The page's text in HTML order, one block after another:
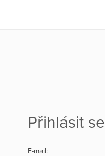
Přihlásit se
E-mail: